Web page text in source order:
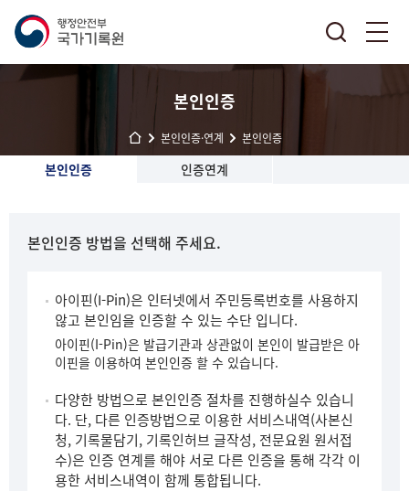
본인인증
본인인증·연계 본인인증
본인인증 인증연계
본인인증 방법을 선택해 주세요.
아이핀(I-Pin)은 인터넷에서 주민등록번호를 사용하지
않고 본인임을 인증할 수 있는 수단 입니다.
아이핀(I-Pin)은 발급기관과 상관없이 본인이 발급받은 아
이핀을 이용하여 본인인증 할 수 있습니다.
다양한 방법으로 본인인증 절차를 진행하실수 있습니
다. 단, 다른 인증방법으로 이용한 서비스내역(사본신
청, 기록물담기, 기록인허브 글작성, 전문요원 원서접
수)은 인증 연계를 해야 서로 다른 인증을 통해 각각 이
용한 서비스내역이 함께 통합됩니다.